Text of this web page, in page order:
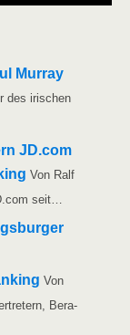
Mur­ray
des iri­schen
JD.com
Von Ralf
seit…
Von
Bera­